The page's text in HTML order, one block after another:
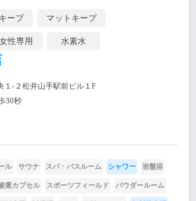
ープ マットキープ
女性専用 水素水
１-２松井山手駅前ビル１F
30秒
ル サウナ スパ・バスルーム シャワー 岩盤浴
素カプセル スポーツフィールド パウダールーム